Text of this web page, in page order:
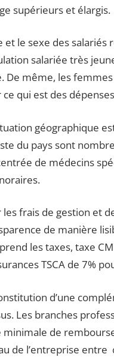
supérieurs et élargis.
et le sexe des
salariée très
De même, les
ce qui est des
géographique
du pays sont
de médecins
les frais de gestion et
de manière
les taxes, taxe
TSCA de 7%
d’une
Les branches
minimale de
de l’entreprise